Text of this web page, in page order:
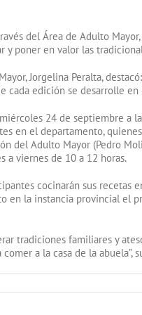
del Área de Adulto
y poner en valor las
Jorgelina Peralta,
cada edición se desarrolle en
24 de septiembre a
en el departamento,
del Adulto Mayor (Pedro
a viernes de 10 a 12 horas.
cocinarán sus recetas
en la instancia provincial el
tradiciones familiares y
a la casa de la abuela”,